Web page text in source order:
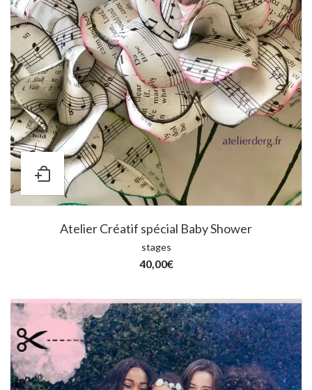
Atelier Créatif spécial Baby Shower
stages
40,00€